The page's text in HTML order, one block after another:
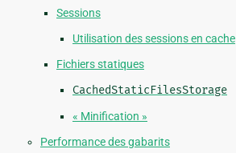
Sessions
Utilisation des sessions en cache
Fichiers statiques
CachedStaticFilesStorage
« Minification »
Performance des gabarits